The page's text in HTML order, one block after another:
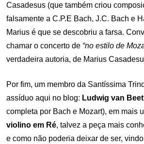
Casadesus (que também criou
falsamente a C.P.E Bach, J.C. Bach e
Marius é que se descobriu a farsa.
chamar o concerto de “no estilo de
verdadeira autoria, de Marius
Por fim, um membro da Santíssima
assíduo aqui no blog: Ludwig van
completa por Bach e Mozart), em mais
violino em Ré, talvez a peça mais
e como não poderia deixar de ser,